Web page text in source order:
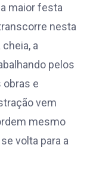
maior festa
nesta
a
pelos
obras e
vem
mesmo
volta para a